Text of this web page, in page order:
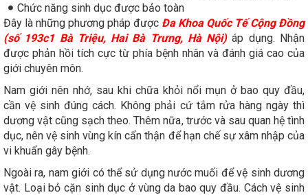
Chức năng sinh dục được bảo toàn
Đây là những phương pháp được Đa Khoa Quốc Tế Cộng Đồng
(số 193c1 Bà Triệu, Hai Bà Trưng, Hà Nội)áp dụng. Nhận
được phản hồi tích cực từ phía bệnh nhân và đánh giá cao của
giới chuyên môn.
Nam giới nên nhớ, sau khi chữa khỏi nổi mụn ở bao quy đầu,
cần vệ sinh đúng cách. Không phải cứ tắm rửa hàng ngày thì
dương vật cũng sạch theo. Thêm nữa, trước và sau quan hệ tình
dục, nên vệ sinh vùng kín cẩn thận để hạn chế sự xâm nhập của
vi khuẩn gây bệnh.
Ngoài ra, nam giới có thể sử dụng nước muối để vệ sinh dương
vật. Loại bỏ cặn sinh dục ở vùng da bao quy đầu. Cách vệ sinh